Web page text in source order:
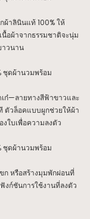
าลินินแท้ 100% ให้
อผ้าจากธรรมชาติจะนุ่ม
าวนาน
ก๋—ลายทางสีฟ้าขาวและ
ตัวล็อคแบบผูกช่วยให้ผ้า
ใบเพื่อความลงตัว
ก หรือสร้างมุมพักผ่อนที่
งก์ชันการใช้งานที่ลงตัว